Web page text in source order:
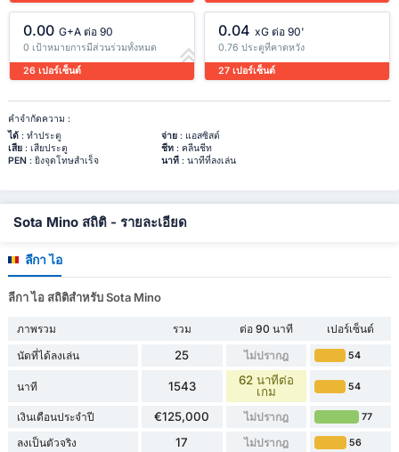
0.00 G+A ต่อ 90
0 เป้าหมายการมีส่วนร่วมทั้งหมด
26 เปอร์เซ็นต์
0.04 xG ต่อ 90'
0.76 ประตูที่คาดหวัง
27 เปอร์เซ็นต์
คำจำกัดความ :
ได้: ทำประตู จ่าย: แอสซิสต์
เสีย: เสียประตู ชีท: คลีนชีท
PEN: ยิงจุดโทษสำเร็จ นาที: นาทีที่ลงเล่น
Sota Mino สถิติ - รายละเอียด
ลีกา ไอ
ลีกา ไอ สถิติสำหรับ Sota Mino
ภาพรวม รวม ต่อ 90 นาที
เปอร์เซ็นต์
นัดที่ได้ลงเล่น
25 ไม่ปรากฎ 54
นาที 1543
62 นาทีต่อ
เกม
54
เงินเดือนประจำปี €125,000 ไม่ปรากฎ 77
ลงเป็นตัวจริง 17 ไม่ปรากฎ 56